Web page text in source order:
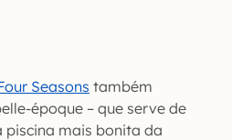
Seasons também
époque – que serve de
piscina mais bonita da